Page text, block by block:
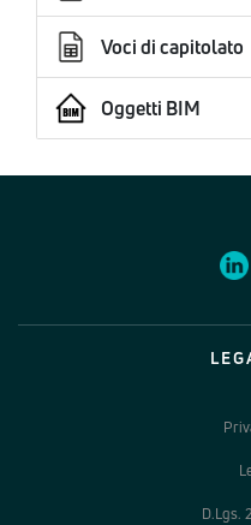
Voci di capitolato
Oggetti BIM
D.Lgs.